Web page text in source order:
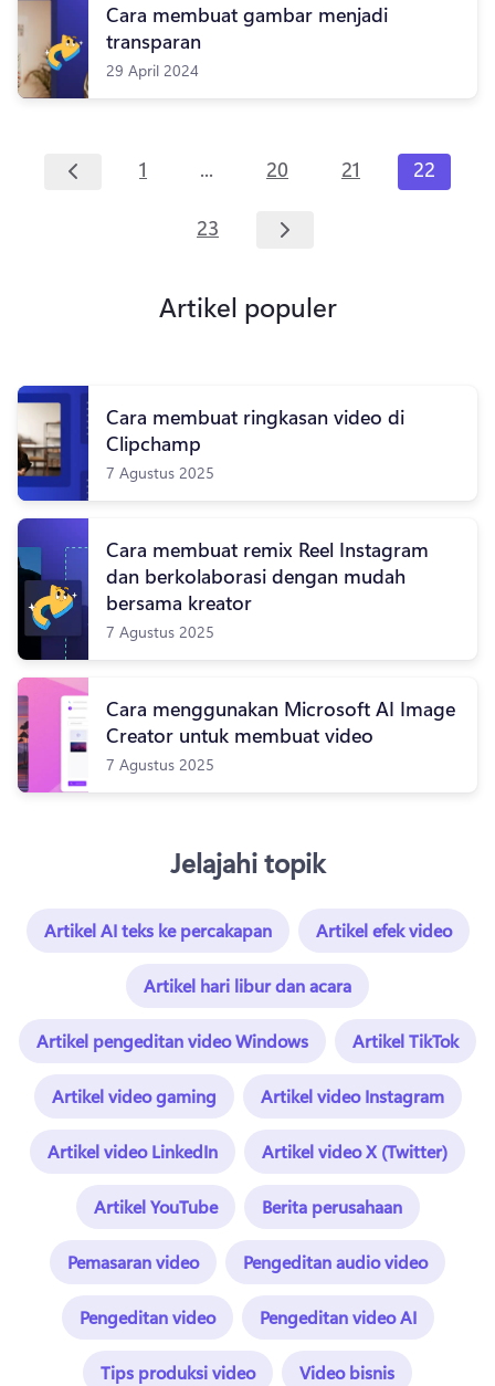
Cara membuat gambar menjadi
transparan
29 April 2024
1 ... 20 21 22
23
Artikel populer
Cara membuat ringkasan video di
Clipchamp
7 Agustus 2025
Cara membuat remix Reel Instagram
dan berkolaborasi dengan mudah
bersama kreator
7 Agustus 2025
Cara menggunakan Microsoft AI Image
Creator untuk membuat video
7 Agustus 2025
Jelajahi topik
Artikel AI teks ke percakapan Artikel efek video
Artikel hari libur dan acara
Artikel pengeditan video Windows Artikel TikTok
Artikel video gaming Artikel video Instagram
Artikel video LinkedIn Artikel video X (Twitter)
Artikel YouTube Berita perusahaan
Pemasaran video Pengeditan audio video
Pengeditan video Pengeditan video AI
Tips produksi video Video bisnis